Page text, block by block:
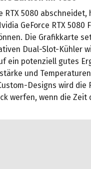
RTX 5080
GeForce RTX 5080
Die Grafikkarte
Dual-Slot-Kühler
ein potenziell gutes
und
Designs wird die
werfen, wenn die Zeit